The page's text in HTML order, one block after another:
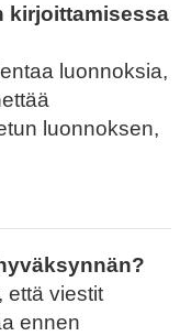
kirjoittamisessa
luonnoksia,
luonnoksen,
että viestit
ennen